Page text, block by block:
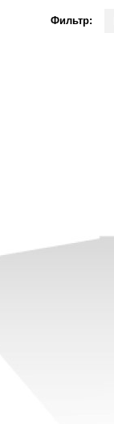
Фильтр: